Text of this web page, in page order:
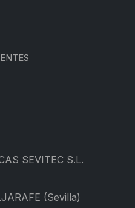
SEVITEC S.L.
(Sevilla)